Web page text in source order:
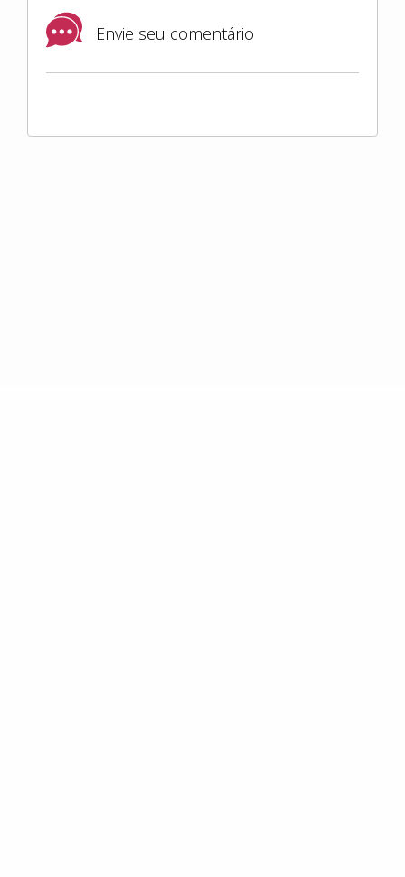
Envie seu comentário